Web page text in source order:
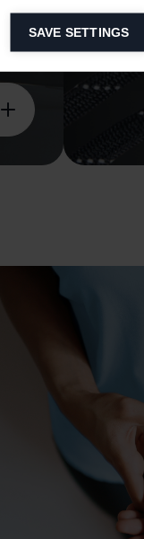
information on
publishers to display
SAVE SETTINGS